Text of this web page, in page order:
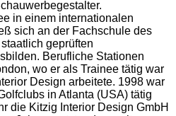
in einem internationalen
sich an der Fachschule des
geprüften
Berufliche Stationen
wo er als Trainee tätig war
Design arbeitete. 1998 war
in Atlanta (USA) tätig
die Kitzig Interior Design GmbH